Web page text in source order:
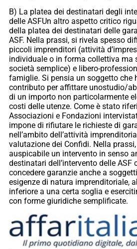
B) La platea dei destinatari degli
delle ASFUn altro aspetto critico
della platea dei destinatari delle
ASF. Nella prassi, si rivela spesso
piccoli imprenditori (attività
individuale o in forma collettiva ma
società semplice) e libero-
famiglie. Si pensia un soggetto che
contributo per affittare unostudio/
di un importo non particolarmente
costi delle utenze. Come è stato
Associazioni e Fondazioni
impone di rifiutare le richieste di
nell’ambito dell’attività
valutazione dei Confidi. Nella
auspicabile un intervento in senso
destinatari dell’intervento delle ASF
concedere garanzie anche a
esigenze di natura imprenditoriale,
inferiore a una certa soglia e
con forme giuridiche semplificate.